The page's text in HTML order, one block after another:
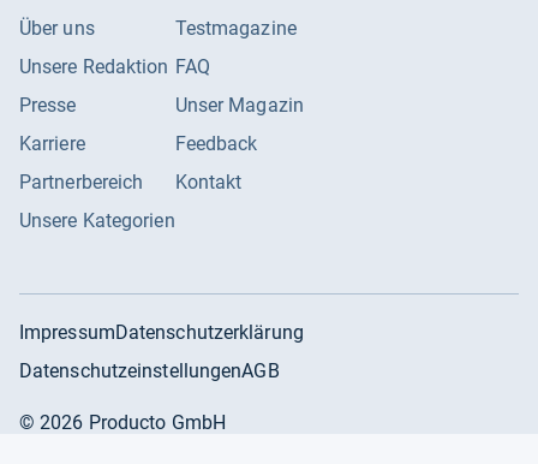
Über uns
Unsere Redaktion
Presse
Karriere
Partnerbereich
Unsere Kategorien
Testmagazine
FAQ
Unser Magazin
Feedback
Kontakt
ImpressumDatenschutzerklärung
DatenschutzeinstellungenAGB
©2026 Producto GmbH